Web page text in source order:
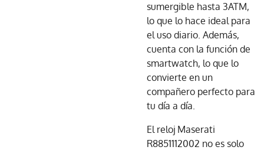
sumergible hasta 3ATM,
lo que lo hace ideal para
el uso diario. Además,
cuenta con la función de
smartwatch, lo que lo
convierte en un
compañero perfecto para
tu día a día.
El reloj Maserati
R8851112002 no es solo